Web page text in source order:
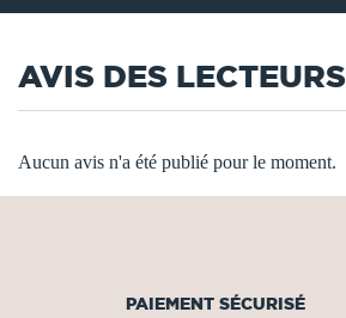
AVIS DES LECTEURS
Aucun avis n'a été publié pour le moment.
PAIEMENT SÉCURISÉ